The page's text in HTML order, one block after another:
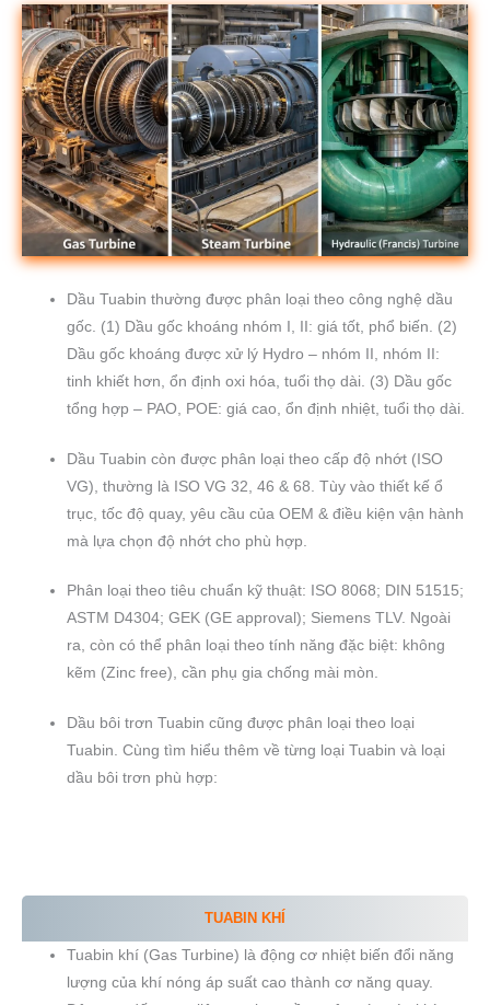
Dầu Tuabin thường được phân loại theo công nghệ dầu
gốc. (1) Dầu gốc khoáng nhóm I, II: giá tốt, phổ biến. (2)
Dầu gốc khoáng được xử lý Hydro – nhóm II, nhóm II:
tinh khiết hơn, ổn định oxi hóa, tuổi thọ dài. (3) Dầu gốc
tổng hợp – PAO, POE: giá cao, ổn định nhiệt, tuổi thọ dài.
Dầu Tuabin còn được phân loại theo cấp độ nhớt (ISO
VG), thường là ISO VG 32, 46 & 68. Tùy vào thiết kế ổ
trục, tốc độ quay, yêu cầu của OEM & điều kiện vận hành
mà lựa chọn độ nhớt cho phù hợp.
Phân loại theo tiêu chuẩn kỹ thuật: ISO 8068; DIN 51515;
ASTM D4304; GEK (GE approval); Siemens TLV. Ngoài
ra, còn có thể phân loại theo tính năng đặc biệt: không
kẽm (Zinc free), cần phụ gia chống mài mòn.
Dầu bôi trơn Tuabin cũng được phân loại theo loại
Tuabin. Cùng tìm hiểu thêm về từng loại Tuabin và loại
dầu bôi trơn phù hợp:
TUABIN KHÍ
Tuabin khí (Gas Turbine) là động cơ nhiệt biến đổi năng
lượng của khí nóng áp suất cao thành cơ năng quay.